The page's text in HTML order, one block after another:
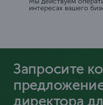
интересах вашего
Запросите
директора